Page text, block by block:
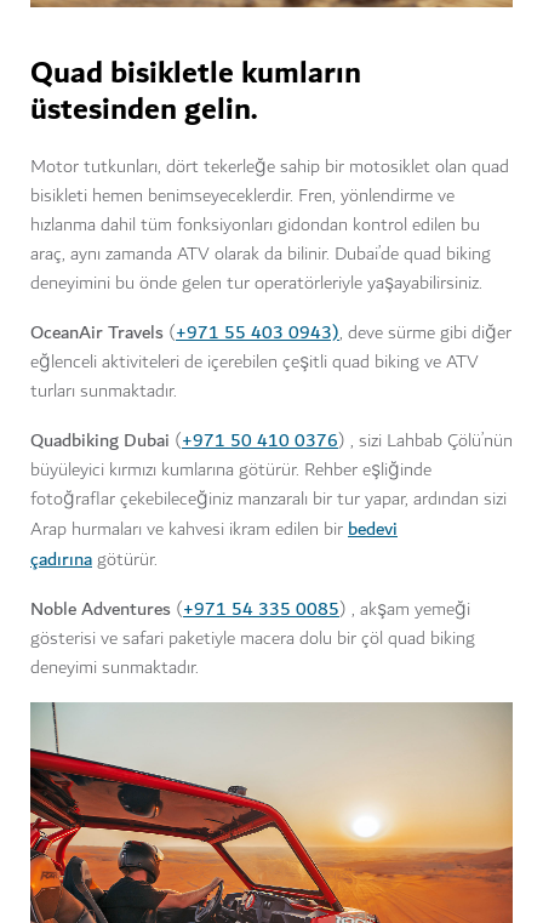
Quad bisikletle kumların
üstesinden gelin.
Motor tutkunları, dört tekerleğe sahip bir motosiklet olan quad
bisikleti hemen benimseyeceklerdir. Fren, yönlendirme ve
hızlanma dahil tüm fonksiyonları gidondan kontrol edilen bu
araç, aynı zamanda ATV olarak da bilinir. Dubai’de quad biking
deneyimini bu önde gelen tur operatörleriyle yaşayabilirsiniz.
OceanAir Travels (+971 55 403 0943), deve sürme gibi diğer
eğlenceli aktiviteleri de içerebilen çeşitli quad biking ve ATV
turları sunmaktadır.
Quadbiking Dubai (+971 50 410 0376) , sizi Lahbab Çölü’nün
büyüleyici kırmızı kumlarına götürür. Rehber eşliğinde
fotoğraflar çekebileceğiniz manzaralı bir tur yapar, ardından sizi
Arap hurmaları ve kahvesi ikram edilen birbedevi
çadırınagötürür.
Noble Adventures (+971 54 335 0085) , akşam yemeği
gösterisi ve safari paketiyle macera dolu bir çöl quad biking
deneyimi sunmaktadır.